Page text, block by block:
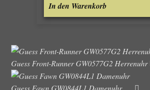
In den Warenkorb
Guess Front-Runner GW0577G2 Herrenuhr
Guess Fawn GW0844L1 Damenuhr